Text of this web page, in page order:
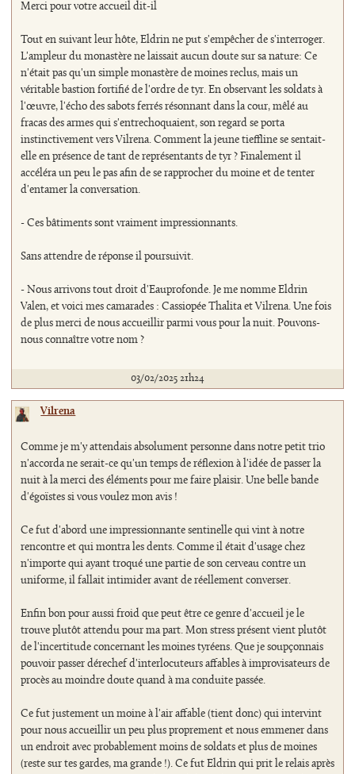
Merci pour votre accueil dit-il
Tout en suivant leur hôte, Eldrin ne put s'empêcher de s'interroger.
L'ampleur du monastère ne laissait aucun doute sur sa nature: Ce
n'était pas qu'un simple monastère de moines reclus, mais un
véritable bastion fortifié de l'ordre de tyr. En observant les soldats à
l'œuvre, l'écho des sabots ferrés résonnant dans la cour, mêlé au
fracas des armes qui s'entrechoquaient, son regard se porta
instinctivement vers Vilrena. Comment la jeune tieffline se sentait-
elle en présence de tant de représentants de tyr ? Finalement il
accéléra un peu le pas afin de se rapprocher du moine et de tenter
d'entamer la conversation.
- Ces bâtiments sont vraiment impressionnants.
Sans attendre de réponse il poursuivit.
- Nous arrivons tout droit d'Eauprofonde. Je me nomme Eldrin
Valen, et voici mes camarades : Cassiopée Thalita et Vilrena. Une fois
de plus merci de nous accueillir parmi vous pour la nuit. Pouvons-
nous connaître votre nom ?
03/02/2025 21h24
Vilrena
Comme je m'y attendais absolument personne dans notre petit trio
n'accorda ne serait-ce qu'un temps de réflexion à l'idée de passer la
nuit à la merci des éléments pour me faire plaisir. Une belle bande
d'égoïstes si vous voulez mon avis !
Ce fut d'abord une impressionnante sentinelle qui vint à notre
rencontre et qui montra les dents. Comme il était d'usage chez
n'importe qui ayant troqué une partie de son cerveau contre un
uniforme, il fallait intimider avant de réellement converser.
Enfin bon pour aussi froid que peut être ce genre d'accueil je le
trouve plutôt attendu pour ma part. Mon stress présent vient plutôt
de l'incertitude concernant les moines tyréens. Que je soupçonnais
pouvoir passer dérechef d'interlocuteurs affables à improvisateurs de
procès au moindre doute quand à ma conduite passée.
Ce fut justement un moine à l'air affable (tient donc) qui intervint
pour nous accueillir un peu plus proprement et nous emmener dans
un endroit avec probablement moins de soldats et plus de moines
(reste sur tes gardes, ma grande !). Ce fut Eldrin qui prit le relais après